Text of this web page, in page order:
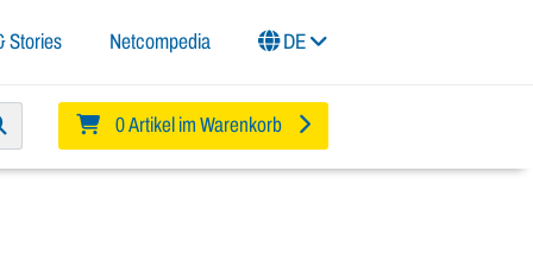
Stories Netcompedia DE
0 Artikel im Warenkorb